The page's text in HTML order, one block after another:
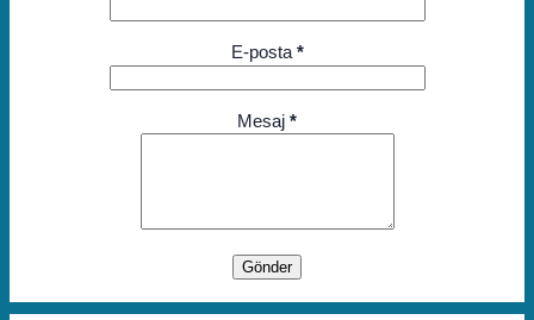
E-posta *
Mesaj *